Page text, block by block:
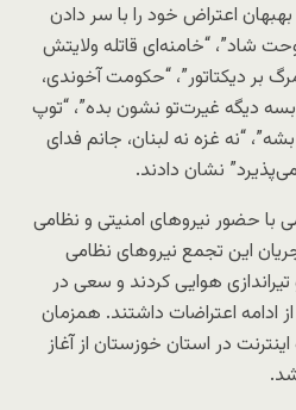
اعتراض خود را با سر دادن
شاد”، “خامنه‌ای قاتله ولایتش
بر دیکتاتور”، “حکومت آخوندی،
بسه دیگه غیرت‌تو نشون بده”، “توپ
“نه غزه نه لبنان، جانم فدای
نشان دادند.
با حضور نیروهای امنیتی و نظامی
این تجمع نیروهای نظامی
هوایی کردند و سعی در
ادامه اعتراضات داشتند. همزمان
در استان خوزستان از آغاز